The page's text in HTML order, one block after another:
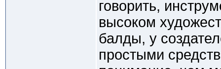
говорить,
высоком
балды, у
простыми